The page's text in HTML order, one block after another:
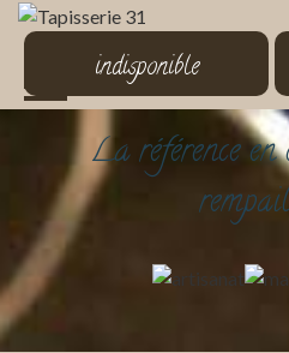
indisponible
La référence en